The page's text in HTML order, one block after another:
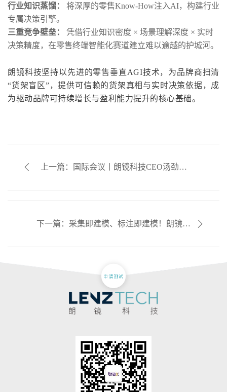
行业知识蒸馏：
将深厚的零售Know-How注入AI，构建行业
专属决策引擎。
三重竞争壁垒：
凭借行业知识密度 × 场景理解深度 × 实时
决策精度，在零售终端智能化赛道建立难以逾越的护城河。
朗镜科技坚持以先进的零售垂直AGI技术，为品牌商扫清
“货架盲区”，提供可信赖的货架真相与实时决策依据，成
为驱动品牌可持续增长与盈利能力提升的核心基础。
上一篇：国际会议丨朗镜科技CEO汤劲武
效率的闭环
下一篇：采集即建模、标注即建模！朗镜科